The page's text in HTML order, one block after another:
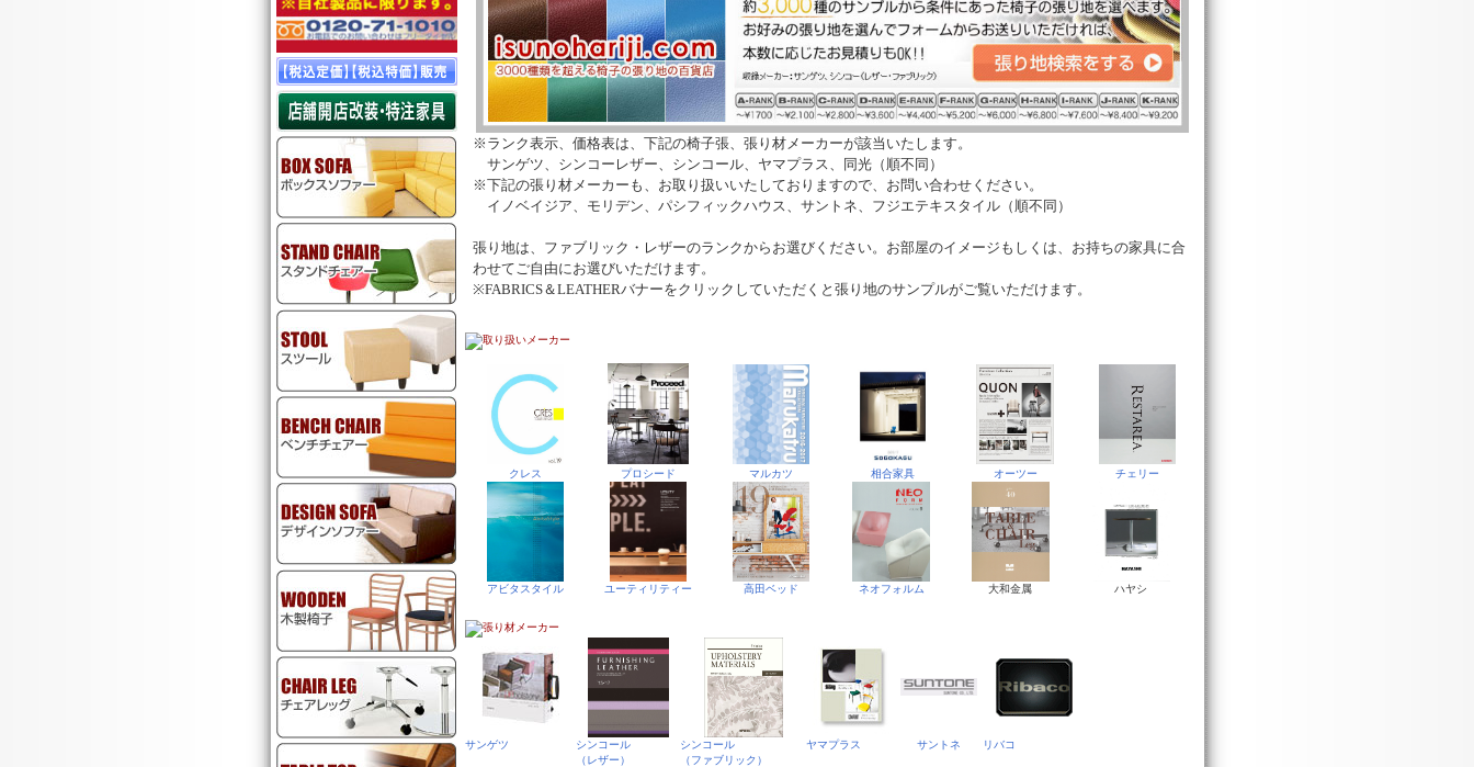
※ランク表示、価格表は、下記の椅子張、張り材メーカーが該当いたします。
サンゲツ、シンコーレザー、シンコール、ヤマプラス、同光（順不同）
※下記の張り材メーカーも、お取り扱いいたしておりますので、お問い合わせください。
イノベイジア、モリデン、パシフィックハウス、サントネ、フジエテキスタイル（順不同）
張り地は、ファブリック・レザーのランクからお選びください。お部屋のイメージもしくは、お持ちの家具に合
わせてご自由にお選びいただけます。
※FABRICS＆LEATHERバナーをクリックしていただくと張り地のサンプルがご覧いただけます。
クレス プロシード マルカツ 相合家具 オーツー チェリー
アビタスタイル ユーティリティー 高田ベッド ネオフォルム 大和金属 ハヤシ
サンゲツ
シンコール
（レザー）
シンコール
（ファブリック）
ヤマプラス サントネ リバコ